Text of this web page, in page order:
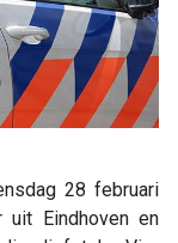
28 februari
Eindhoven en